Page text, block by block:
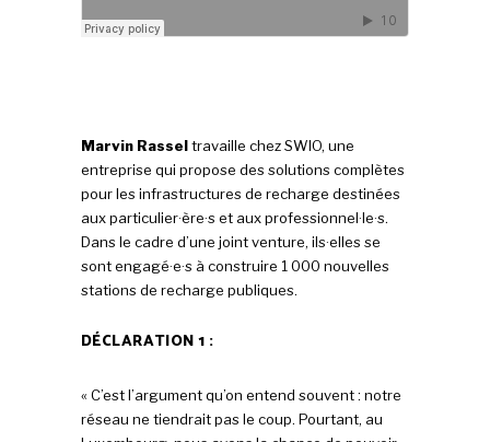
Marvin Rasseltravaille chez SWIO, une
entreprise qui propose des solutions complètes
pour les infrastructures de recharge destinées
aux particulier·ère·s et aux professionnel·le·s.
Dans le cadre d’une joint venture, ils·elles se
sont engagé·e·s à construire 1 000 nouvelles
stations de recharge publiques.
DÉCLARATION 1 :
« C’est l’argument qu’on entend souvent : notre
réseau ne tiendrait pas le coup. Pourtant, au